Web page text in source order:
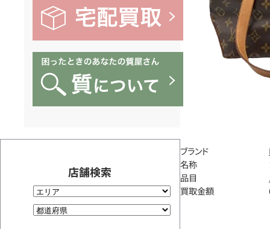
店舗検索
ブランド
名称
品目
買取金額